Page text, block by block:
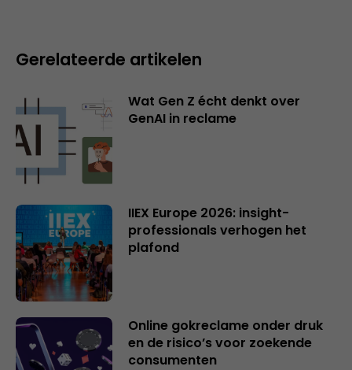
Gerelateerde artikelen
Wat Gen Z écht denkt over
GenAI in reclame
IIEX Europe 2026: insight-
professionals verhogen het
plafond
Online gokreclame onder druk
en de risico’s voor zoekende
consumenten